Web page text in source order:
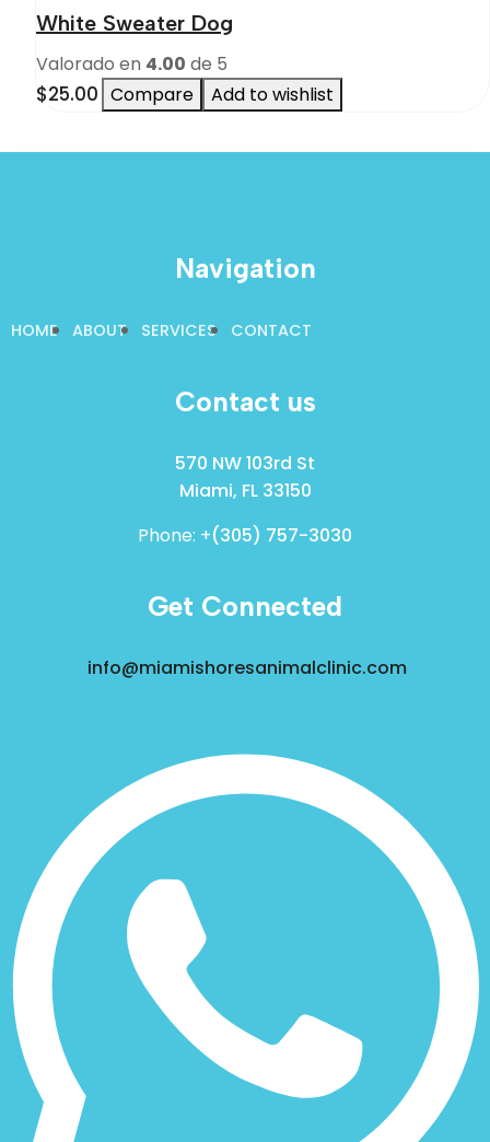
White Sweater Dog
Valorado en 4.00 de 5
$25.00 Compare Add to wishlist
Navigation
HOME ABOUT SERVICES CONTACT
Contact us
570 NW 103rd St
Miami, FL 33150
Phone: +(305) 757-3030
Get Connected
info@miamishoresanimalclinic.com